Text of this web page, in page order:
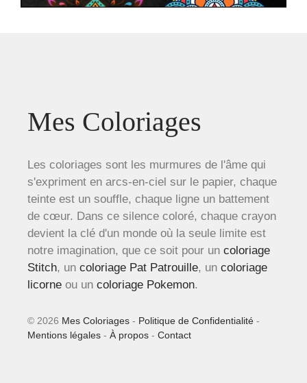
Mes Coloriages
Les coloriages sont les murmures de l'âme qui
s'expriment en arcs-en-ciel sur le papier, chaque
teinte est un souffle, chaque ligne un battement
de cœur. Dans ce silence coloré, chaque crayon
devient la clé d'un monde où la seule limite est
notre imagination, que ce soit pour un coloriage
Stitch, un coloriage Pat Patrouille, un coloriage
licorne ou un coloriage Pokemon.
© 2026 Mes Coloriages - Politique de Confidentialité -
Mentions légales - À propos - Contact